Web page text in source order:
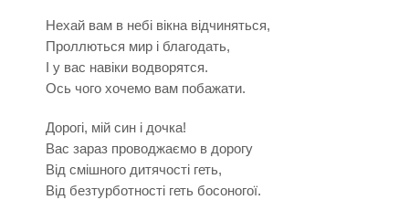
Нехай вам в небі вікна відчиняться,
Проллються мир і благодать,
І у вас навіки водворятся.
Ось чого хочемо вам побажати.
Дорогі, мій син і дочка!
Вас зараз проводжаємо в дорогу
Від смішного дитячості геть,
Від безтурботності геть босоногої.